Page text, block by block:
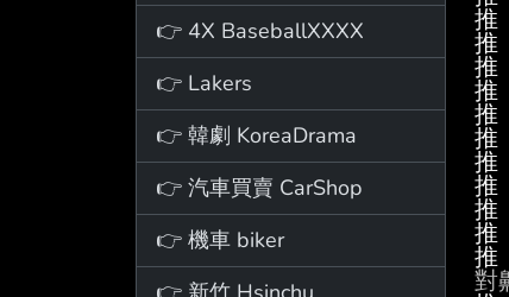
👉 4X BaseballXXXX
👉 Lakers
👉 韓劇 KoreaDrama
👉 汽車買賣 CarShop
👉 機車 biker
推
推
推
推
推
推
推
推
推
推
推